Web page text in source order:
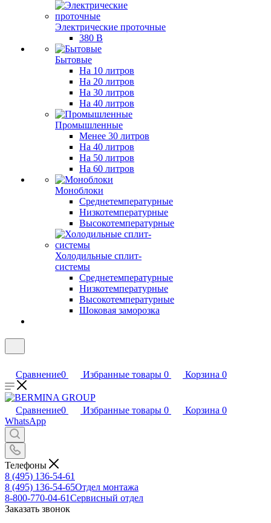
Электрические проточные
380 В
Бытовые
На 10 литров
На 20 литров
На 30 литров
На 40 литров
Промышленные
Менее 30 литров
На 40 литров
На 50 литров
На 60 литров
Моноблоки
Среднетемпературные
Низкотемпературные
Высокотемпературные
Холодильные сплит-
системы
Среднетемпературные
Низкотемпературные
Высокотемпературные
Шоковая заморозка
Сравнение0 Избранные товары 0 Корзина 0
Сравнение0 Избранные товары 0 Корзина 0
WhatsApp
Телефоны
8 (495) 136-54-61
8 (495) 136-54-65Отдел монтажа
8-800-770-04-61Сервисный отдел
Заказать звонок